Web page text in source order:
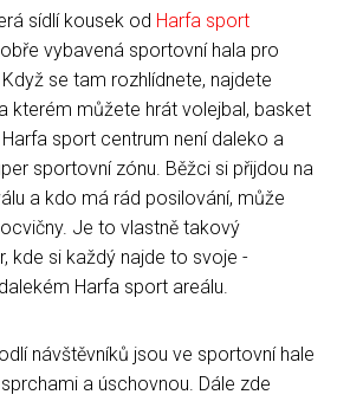
sídlí kousek od Harfa sport
vybavená sportovní hala pro
se tam rozhlídnete, najdete
kterém můžete hrát volejbal, basket
sport centrum není daleko a
sportovní zónu. Běžci si přijdou na
a kdo má rád posilování, může
Je to vlastně takový
kde si každý najde to svoje -
Harfa sport areálu.
návštěvníků jsou ve sportovní hale
a úschovnou. Dále zde